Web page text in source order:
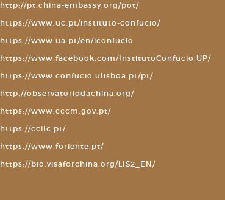
http://pt.china-embassy.org/pot/
https://www.uc.pt/instituto-confucio/
https://www.ua.pt/en/iconfucio
https://www.facebook.com/InstitutoConfucio.UP/
https://www.confucio.ulisboa.pt/pt/
http://observatoriodachina.org/
https://www.cccm.gov.pt/
https://ccilc.pt/
https://www.foriente.pt/
https://bio.visaforchina.org/LIS2_EN/